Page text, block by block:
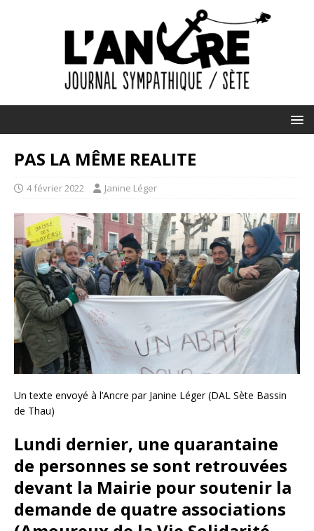
PAS LA MÊME REALITE
4 février 2022 Janine Léger
Un texte envoyé à l’Ancre par Janine Léger (DAL Sète Bassin
de Thau)
Lundi dernier, une quarantaine
de personnes se sont retrouvées
devant la Mairie pour soutenir la
demande de quatre associations